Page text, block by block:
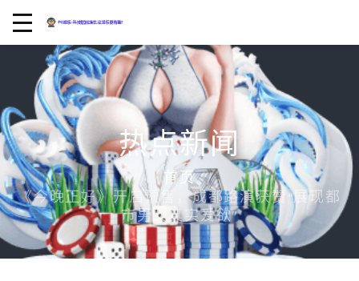
热点新闻
首页
《今晚正好》开启预售，成都路演获赞“展现都
市男女真实爱欲”